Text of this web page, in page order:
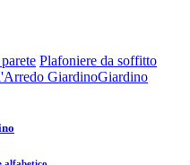
Plafoniere da soffitto
Giardino